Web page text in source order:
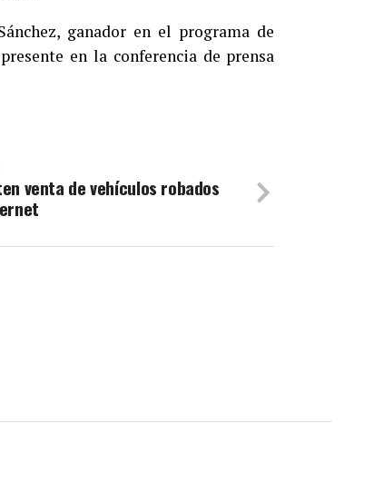
ganador en el programa de
en la conferencia de prensa
venta de vehículos robados